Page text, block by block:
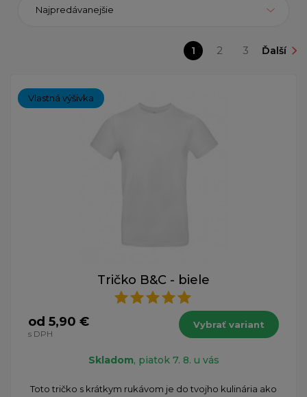
Najpredávanejšie
1 2 3 Ďalší
Vlastná výšivka
Tričko B&C - biele
od 5,90 €
s DPH
Vybrať variant
Skladom, piatok 7. 8. u vás
Toto tričko s krátkym rukávom je do tvojho kulinária ako